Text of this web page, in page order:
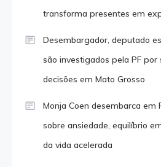
transforma presentes em
Desembargador, deputado
são investigados pela PF por
decisões em Mato Grosso
Monja Coen desembarca em
sobre ansiedade, equilíbrio
da vida acelerada